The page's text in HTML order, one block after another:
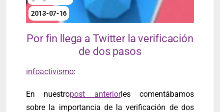
2013-07-16
Por fin llega a Twitter la verificación
de dos pasos
infoactivismo:
En nuestropost anteriorles comentábamos
sobre la importancia de la verificación de dos